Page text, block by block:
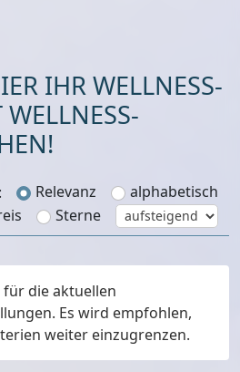
IHR WELLNESS-
WELLNESS-
Relevanz
alphabetisch
Sterne
für die aktuellen
Es wird empfohlen,
weiter einzugrenzen.